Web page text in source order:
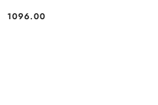
Cena:
1096.00